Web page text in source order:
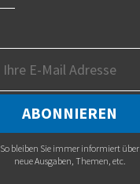
So bleiben Sie immer informiert über
neue Ausgaben, Themen, etc.